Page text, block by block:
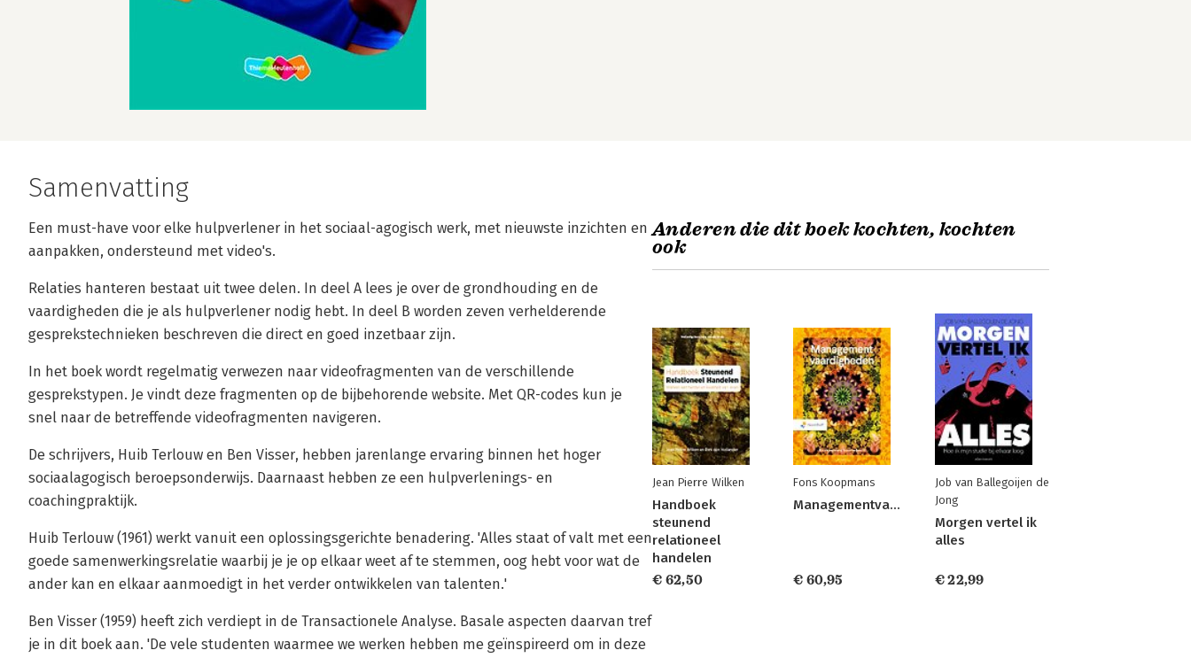
Samenvatting
Een must-have voor elke hulpverlener in het sociaal-agogisch werk, met nieuwste inzichten en
aanpakken, ondersteund met video's.
Relaties hanteren bestaat uit twee delen. In deel A lees je over de grondhouding en de
vaardigheden die je als hulpverlener nodig hebt. In deel B worden zeven verhelderende
gesprekstechnieken beschreven die direct en goed inzetbaar zijn.
In het boek wordt regelmatig verwezen naar videofragmenten van de verschillende
gesprekstypen. Je vindt deze fragmenten op de bijbehorende website. Met QR-codes kun je
snel naar de betreffende videofragmenten navigeren.
De schrijvers, Huib Terlouw en Ben Visser, hebben jarenlange ervaring binnen het hoger
sociaalagogisch beroepsonderwijs. Daarnaast hebben ze een hulpverlenings- en
coachingpraktijk.
Huib Terlouw (1961) werkt vanuit een oplossingsgerichte benadering. 'Alles staat of valt met een
goede samenwerkingsrelatie waarbij je je op elkaar weet af te stemmen, oog hebt voor wat de
ander kan en elkaar aanmoedigt in het verder ontwikkelen van talenten.'
Ben Visser (1959) heeft zich verdiept in de Transactionele Analyse. Basale aspecten daarvan tref
je in dit boek aan. 'De vele studenten waarmee we werken hebben me geïnspireerd om in deze
Anderen die dit boek kochten, kochten
ook
Jean Pierre Wilken
Handboek
steunend
relationeel
handelen
€ 62,50
Fons Koopmans
Managementvaardigheden
€ 60,95
Job van Ballegoijen de
Jong
Morgen vertel ik
alles
€ 22,99